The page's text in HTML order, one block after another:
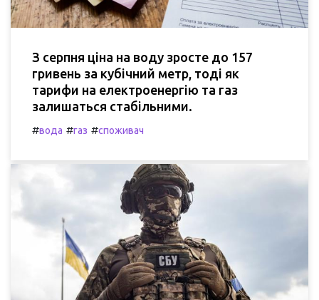
З серпня ціна на воду зросте до 157
гривень за кубічний метр, тоді як
тарифи на електроенергію та газ
залишаться стабільними.
#вода #газ #споживач